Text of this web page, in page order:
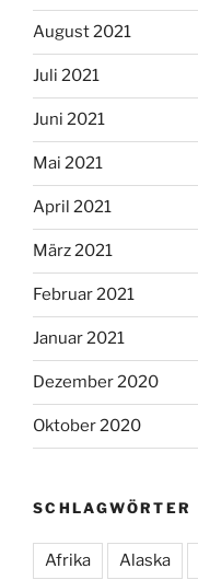
August 2021
Juli 2021
Juni 2021
Mai 2021
April 2021
März 2021
Februar 2021
Januar 2021
Dezember 2020
Oktober 2020
SCHLAGWÖRTER
Afrika Alaska